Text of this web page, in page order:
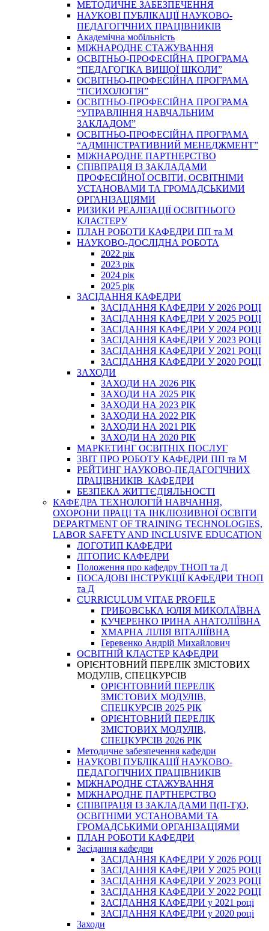
МЕТОДИЧНЕ ЗАБЕЗПЕЧЕННЯ
НАУКОВІ ПУБЛІКАЦІЇ НАУКОВО-
ПЕДАГОГІЧНИХ ПРАЦІВНИКІВ
Академічна мобільність
МІЖНАРОДНЕ СТАЖУВАННЯ
ОСВІТНЬО-ПРОФЕСІЙНА ПРОГРАМА
“ПЕДАГОГІКА ВИЩОЇ ШКОЛИ”
ОСВІТНЬО-ПРОФЕСІЙНА ПРОГРАМА
“ПСИХОЛОГІЯ”
ОСВІТНЬО-ПРОФЕСІЙНА ПРОГРАМА
“УПРАВЛІННЯ НАВЧАЛЬНИМ
ЗАКЛАДОМ”
ОСВІТНЬО-ПРОФЕСІЙНА ПРОГРАМА
“АДМІНІСТРАТИВНИЙ МЕНЕДЖМЕНТ”
МІЖНАРОДНЕ ПАРТНЕРСТВО
СПІВПРАЦЯ ІЗ ЗАКЛАДАМИ
ПРОФЕСІЙНОЇ ОСВІТИ, ОСВІТНІМИ
УСТАНОВАМИ ТА ГРОМАДСЬКИМИ
ОРГАНІЗАЦІЯМИ
РИЗИКИ РЕАЛІЗАЦІЇ ОСВІТНЬОГО
КЛАСТЕРУ
ПЛАН РОБОТИ КАФЕДРИ ПП та М
НАУКОВО-ДОСЛІДНА РОБОТА
2022 рік
2023 рік
2024 рік
2025 рік
ЗАСІДАННЯ КАФЕДРИ
ЗАСІДАННЯ КАФЕДРИ У 2026 РОЦІ
ЗАСІДАННЯ КАФЕДРИ У 2025 РОЦІ
ЗАСІДАННЯ КАФЕДРИ У 2024 РОЦІ
ЗАСІДАННЯ КАФЕДРИ У 2023 РОЦІ
ЗАСІДАННЯ КАФЕДРИ У 2021 РОЦІ
ЗАСІДАННЯ КАФЕДРИ У 2020 РОЦІ
ЗАХОДИ
ЗАХОДИ НА 2026 РІК
ЗАХОДИ НА 2025 РІК
ЗАХОДИ НА 2023 РІК
ЗАХОДИ НА 2022 РІК
ЗАХОДИ НА 2021 РІК
ЗАХОДИ НА 2020 РІК
МАРКЕТИНГ ОСВІТНІХ ПОСЛУГ
3BIT ПРО РОБОТУ КАФЕДРИ ПП та М
РЕЙТИНГ НАУКОВО-ПЕДАГОГІЧНИХ
ПРАЦІВНИКІВ КАФЕДРИ
БЕЗПЕКА ЖИТТЄДІЯЛЬНОСТІ
КАФЕДРА ТЕХНОЛОГІЙ НАВЧАННЯ,
ОХОРОНИ ПРАЦІ ТА ІНКЛЮЗИВНОЇ ОСВІТИ
DEPARTMENT OF TRAINING TECHNOLOGIES,
LABOR SAFETY AND INCLUSIVE EDUCATION
ЛОГОТИП КАФЕДРИ
ЛІТОПИС КАФЕДРИ
Положення про кафедру ТНОП та Д
ПОСАДОВІ ІНСТРУКЦІЇ КАФЕДРИ ТНОП
та Д
CURRICULUM VITAE PROFILE
ГРИБОВСЬКА ЮЛІЯ МИКОЛАЇВНА
КУЧЕРЕНКО ІРИНА АНАТОЛІЇВНА
ХМАРНА ЛІЛІЯ ВІТАЛІЇВНА
Геревенко Андрій Михайлович
ОСВІТНІЙ КЛАСТЕР КАФЕДРИ
ОРІЄНТОВНИЙ ПЕРЕЛІК ЗМІСТОВИХ
МОДУЛІВ, СПЕЦКУРСІВ
ОРІЄНТОВНИЙ ПЕРЕЛІК
ЗМІСТОВИХ МОДУЛІВ,
СПЕЦКУРСІВ 2025 РІК
ОРІЄНТОВНИЙ ПЕРЕЛІК
ЗМІСТОВИХ МОДУЛІВ,
СПЕЦКУРСІВ 2026 РІК
Методичне забезпечення кафедри
НАУКОВІ ПУБЛІКАЦІЇ НАУКОВО-
ПЕДАГОГІЧНИХ ПРАЦІВНИКІВ
МІЖНАРОДНЕ СТАЖУВАННЯ
МІЖНАРОДНЕ ПАРТНЕРСТВО
СПІВПРАЦЯ ІЗ ЗАКЛАДАМИ П(П-Т)О,
ОСВІТНІМИ УСТАНОВАМИ ТА
ГРОМАДСЬКИМИ ОРГАНІЗАЦІЯМИ
ПЛАН РОБОТИ КАФЕДРИ
Засідання кафедри
ЗАСІДАННЯ КАФЕДРИ У 2026 РОЦІ
ЗАСІДАННЯ КАФЕДРИ У 2025 РОЦІ
ЗАСІДАННЯ КАФЕДРИ У 2023 РОЦІ
ЗАСІДАННЯ КАФЕДРИ У 2022 РОЦІ
ЗАСІДАННЯ КАФЕДРИ у 2021 році
ЗАСІДАННЯ КАФЕДРИ у 2020 році
Заходи